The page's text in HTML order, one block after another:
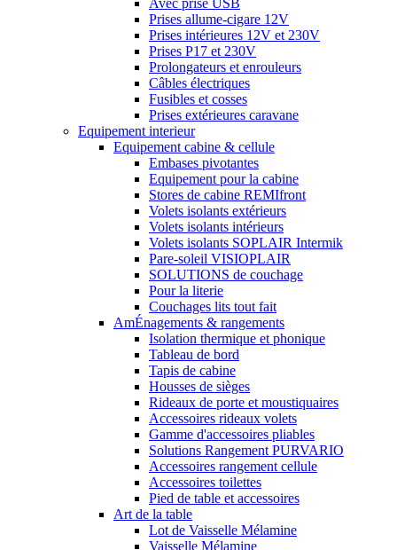
Prises allume-cigare 12V
Prises intérieures 12V et 230V
Prises P17 et 230V
Prolongateurs et enrouleurs
Câbles électriques
Fusibles et cosses
Prises extérieures caravane
Equipement interieur
Equipement cabine & cellule
Embases pivotantes
Equipement pour la cabine
Stores de cabine REMIfront
Volets isolants extérieurs
Volets isolants intérieurs
Volets isolants SOPLAIR Intermik
Pare-soleil VISIOPLAIR
SOLUTIONS de couchage
Pour la literie
Couchages lits tout fait
AmÉnagements & rangements
Isolation thermique et phonique
Tableau de bord
Tapis de cabine
Housses de sièges
Rideaux de porte et moustiquaires
Accessoires rideaux volets
Gamme d'accessoires pliables
Solutions Rangement PURVARIO
Accessoires rangement cellule
Accessoires toilettes
Pied de table et accessoires
Art de la table
Lot de Vaisselle Mélamine
Vaisselle Mélamine